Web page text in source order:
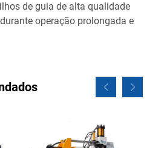
de guia de alta qualidade
operação prolongada e